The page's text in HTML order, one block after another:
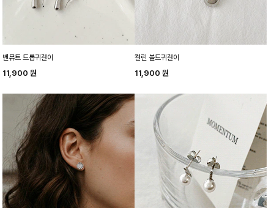
벤뮤트 드롭귀걸이
11,900 원
컬린 볼드귀걸이
11,900 원